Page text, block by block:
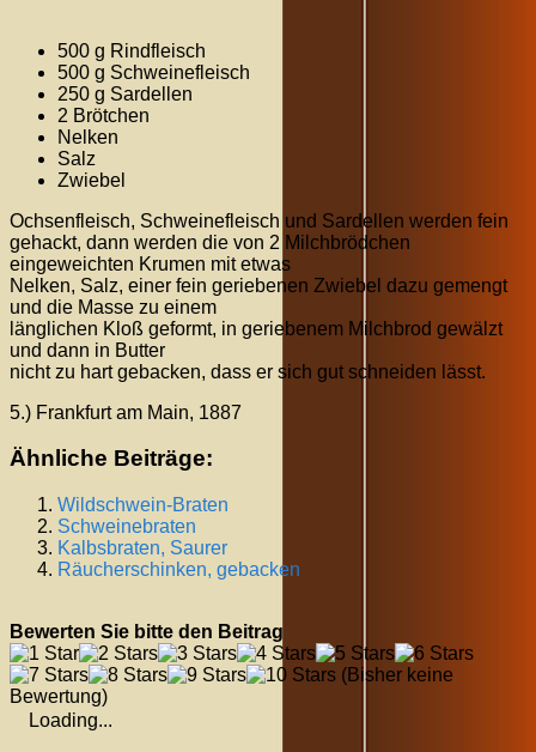
500 g Rindfleisch
500 g Schweinefleisch
250 g Sardellen
2 Brötchen
Nelken
Salz
Zwiebel
Ochsenfleisch, Schweinefleisch und Sardellen werden fein
gehackt, dann werden die von 2 Milchbrödchen
eingeweichten Krumen mit etwas
Nelken, Salz, einer fein geriebenen Zwiebel dazu gemengt
und die Masse zu einem
länglichen Kloß geformt, in geriebenem Milchbrod gewälzt
und dann in Butter
nicht zu hart gebacken, dass er sich gut schneiden lässt.
5.) Frankfurt am Main, 1887
Ähnliche Beiträge:
Wildschwein-Braten
Schweinebraten
Kalbsbraten, Saurer
Räucherschinken, gebacken
Bewerten Sie bitte den Beitrag
(Bisher keine
Bewertung)
Loading...